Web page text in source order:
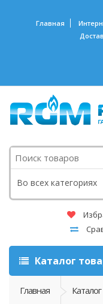
Главная
Поиск
Во всех категориях
Каталог
Главная Каталог